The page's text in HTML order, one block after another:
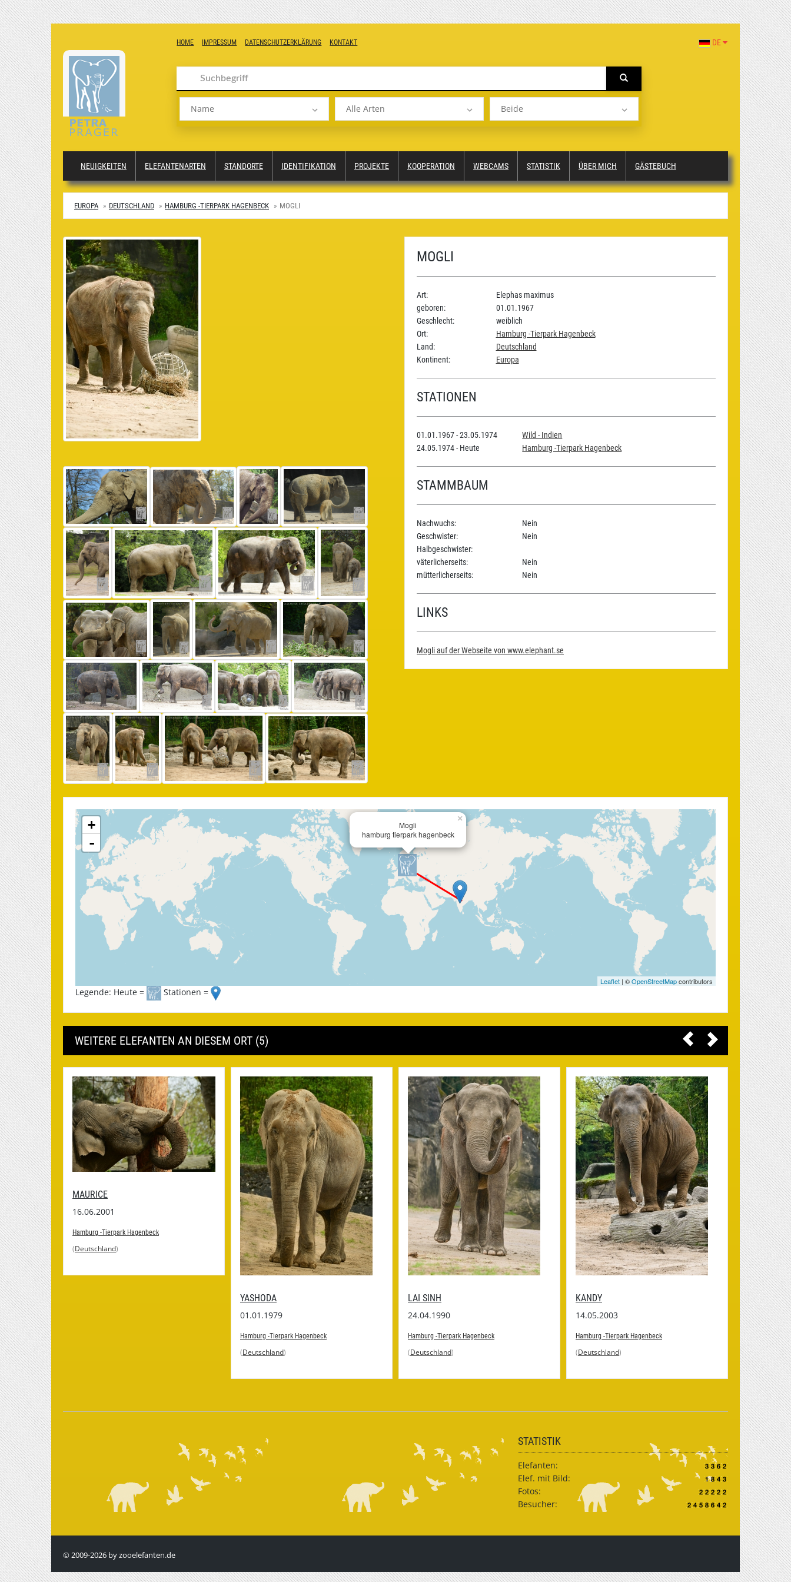
HOME IMPRESSUM DATENSCHUTZERKLÄRUNG KONTAKT DE
Name Alle Arten Beide
NEUIGKEITEN ELEFANTENARTEN STANDORTE IDENTIFIKATION PROJEKTE KOOPERATION WEBCAMS STATISTIK ÜBER MICH GÄSTEBUCH
EUROPA DEUTSCHLAND HAMBURG -TIERPARK HAGENBECK MOGLI
MOGLI
Art:
Elephas maximus
geboren:
01.01.1967
Geschlecht:
weiblich
Ort:
Hamburg -Tierpark Hagenbeck
Land:
Deutschland
Kontinent:
Europa
STATIONEN
01.01.1967 - 23.05.1974
Wild - Indien
24.05.1974 - Heute
Hamburg -Tierpark Hagenbeck
STAMMBAUM
Nachwuchs:
Nein
Geschwister:
Nein
Halbgeschwister:
väterlicherseits:
Nein
mütterlicherseits:
Nein
LINKS
Mogli auf der Webseite von www.elephant.se
×
Mogli
hamburg tierpark hagenbeck
+
-
Leaflet | ©OpenStreetMapcontributors
Legende: Heute = Stationen =
WEITERE ELEFANTEN AN DIESEM ORT (5)
MAURICE
16.06.2001
Hamburg -Tierpark Hagenbeck
(Deutschland)
YASHODA
01.01.1979
Hamburg -Tierpark Hagenbeck
(Deutschland)
LAI SINH
24.04.1990
Hamburg -Tierpark Hagenbeck
(Deutschland)
KANDY
14.05.2003
Hamburg -Tierpark Hagenbeck
(Deutschland)
STATISTIK
Elefanten:
Elef. mit Bild:
Fotos:
Besucher:
© 2009-2026 by zooelefanten.de